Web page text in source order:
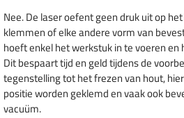
Nee. De laser oefent geen druk uit op
klemmen of elke andere vorm van
hoeft enkel het werkstuk in te voeren
Dit bespaart tijd en geld tijdens de
tegenstelling tot het frezen van hout,
positie worden geklemd en vaak ook
vacuüm.